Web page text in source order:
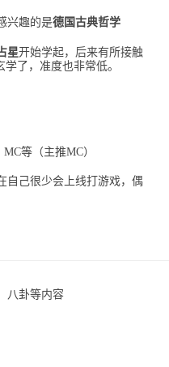
兴趣的是德国古典哲学
星开始学起，后来有所接触
了，准度也非常低。
等（主推MC）
自己很少会上线打游戏，偶
八卦等内容